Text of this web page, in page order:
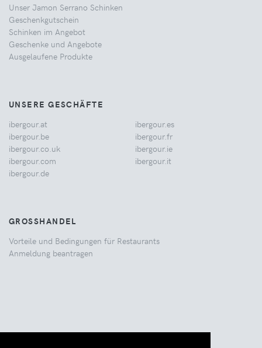
Unser Jamon Serrano Schinken
Geschenkgutschein
Schinken im Angebot
Geschenke und Angebote
Ausgelaufene Produkte
UNSERE GESCHÄFTE
ibergour.at
ibergour.be
ibergour.co.uk
ibergour.com
ibergour.de
ibergour.es
ibergour.fr
ibergour.ie
ibergour.it
GROSSHANDEL
Vorteile und Bedingungen für Restaurants
Anmeldung beantragen